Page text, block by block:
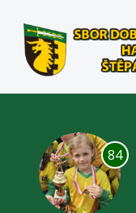
84